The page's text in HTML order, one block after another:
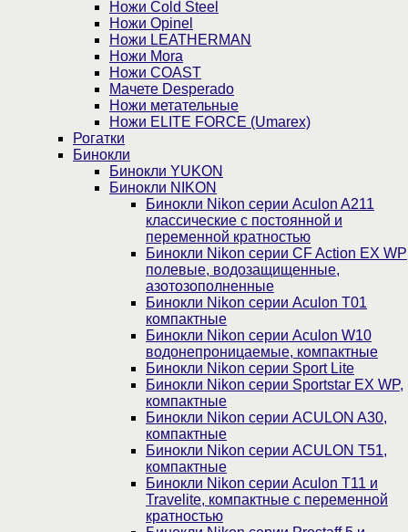
Ножи Cold Steel
Ножи Opinel
Ножи LEATHERMAN
Ножи Mora
Ножи COAST
Мачете Desperado
Ножи метательные
Ножи ELITE FORCE (Umarex)
Рогатки
Бинокли
Бинокли YUKON
Бинокли NIKON
Бинокли Nikon серии Aculon A211
классические с постоянной и
переменной кратностью
Бинокли Nikon серии СF Action EX WP
полевые, водозащищенные,
азотозополненные
Бинокли Nikon серии Aculon T01
компактные
Бинокли Nikon серии Aculon W10
водонепроницаемые, компактные
Бинокли Nikon серии Sport Lite
Бинокли Nikon серии Sportstar EX WP,
компактные
Бинокли Nikon серии ACULON A30,
компактные
Бинокли Nikon серии ACULON Т51,
компактные
Бинокли Nikon серии Aculon T11 и
Travelite, компактные с переменной
кратностью